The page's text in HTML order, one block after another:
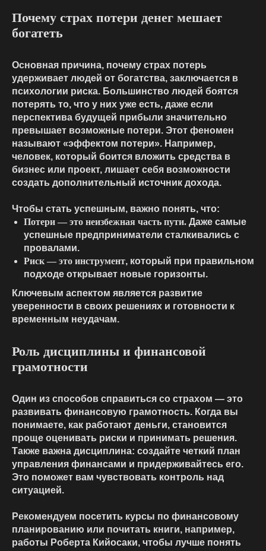
Почему страх потери денег мешает
богатеть
Основная причина, почему страх потерь
удерживает людей от богатства, заключается в
психологии риска. Большинство людей боятся
потерять то, что у них уже есть, даже если
перспектива будущей прибыли значительно
превышает возможные потери. Этот феномен
называют «эффектом потери». Например,
человек, который боится вложить средства в
бизнес или проект, лишает себя возможности
создать дополнительный источник дохода.
Чтобы стать успешным, важно понять, что:
Потери — это неизбежная часть пути. Даже самые
успешные предприниматели сталкивались с
провалами.
Риск — это инструмент, который при правильном
подходе открывает новые горизонты.
Ключевым аспектом является развитие
уверенности в своих решениях и готовности к
временным неудачам.
Роль дисциплины и финансовой
грамотности
Один из способов справиться со страхом — это
развивать финансовую грамотность. Когда вы
понимаете, как работают деньги, становится
проще оценивать риски и принимать решения.
Также важна дисциплина: создайте четкий план
управления финансами и придерживайтесь его.
Это поможет вам чувствовать контроль над
ситуацией.
Рекомендуем посетить курсы по финансовому
планированию или почитать книги, например,
работы Роберта Кийосаки, чтобы лучше понять